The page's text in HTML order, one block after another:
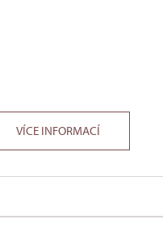
VÍCE INFORMACÍ